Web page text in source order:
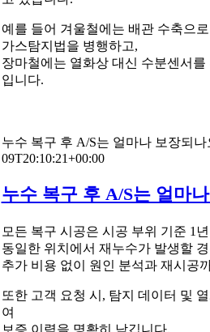
예를 들어 겨울철에는 배관 수축으
가스탐지법을 병행하고,
장마철에는 열화상 대신 수분센서
입니다.
누수 복구 후 A/S는 얼마나 보장되나
09T20:10:21+00:00
누수 복구 후 A/S는 얼마
모든 복구 시공은 시공 부위 기준 1
동일한 위치에서 재누수가 발생할
추가 비용 없이 원인 분석과 재시공
또한 고객 요청 시, 탐지 데이터 및
여
보증 이력을 명확히 남깁니다.